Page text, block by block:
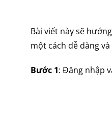
Bài viết này sẽ
một cách dễ dàng
Bước 1: Đăng nhập